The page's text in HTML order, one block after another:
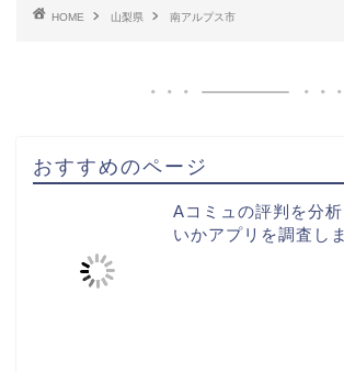
HOME 山梨県 南アルプス市
おすすめのページ
Aコミュの評判を分
いかアプリを調査し